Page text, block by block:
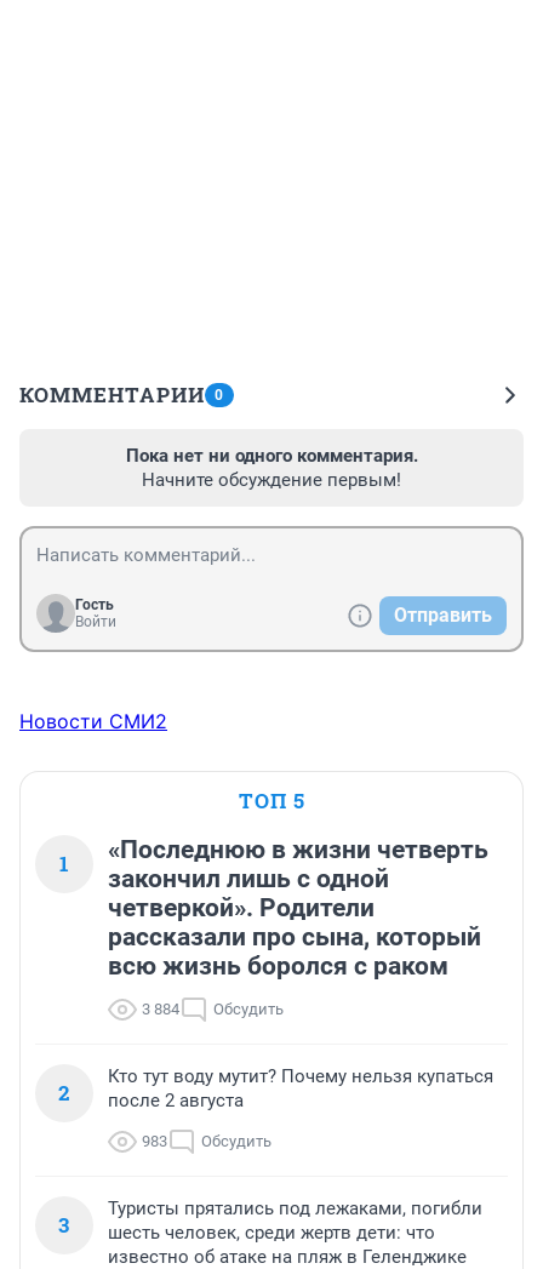
КОММЕНТАРИИ 0
Пока нет ни одного комментария.
Начните обсуждение первым!
Гость
Войти
Отправить
Новости СМИ2
ТОП 5
1
«Последнюю в жизни четверть
закончил лишь с одной
четверкой». Родители
рассказали про сына, который
всю жизнь боролся с раком
3 884 Обсудить
2
Кто тут воду мутит? Почему нельзя купаться
после 2 августа
983 Обсудить
3
Туристы прятались под лежаками, погибли
шесть человек, среди жертв дети: что
известно об атаке на пляж в Геленджике